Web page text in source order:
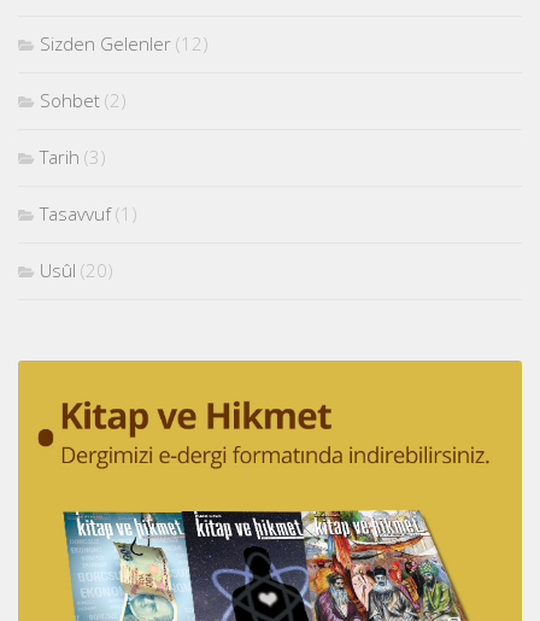
Sizden Gelenler (12)
Sohbet (2)
Tarih (3)
Tasavvuf(1)
Usûl (20)